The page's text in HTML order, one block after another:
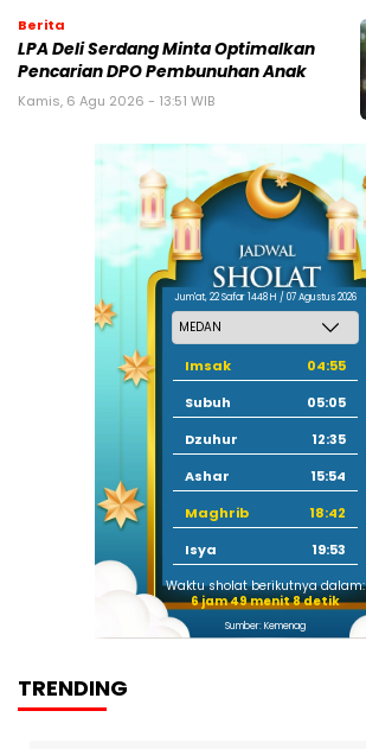
Berita
LPA Deli Serdang Minta Optimalkan
Pencarian DPO Pembunuhan Anak
Kamis, 6 Agu 2026 - 13:51 WIB
Jum'at, 22 Safar 1448 H / 07 Agustus 2026
Imsak
04:55
Subuh
05:05
Dzuhur
12:35
Ashar
15:54
Maghrib
18:42
Isya
19:53
Waktu sholat berikutnya dalam:
6 jam 49 menit 7 detik
Sumber: Kemenag
TRENDING